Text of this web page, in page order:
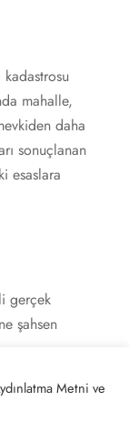
mahalle,
daha
sonuçlanan
esaslara
gerçek
şahsen
Metni ve